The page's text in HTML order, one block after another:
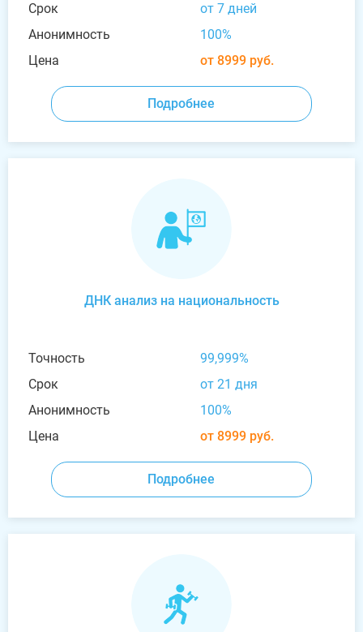
Срок
от 7 дней
Анонимность
100%
Цена
от 8999 руб.
Подробнее
ДНК анализ на национальность
Точность
99,999%
Срок
от 21 дня
Анонимность
100%
Цена
от 8999 руб.
Подробнее